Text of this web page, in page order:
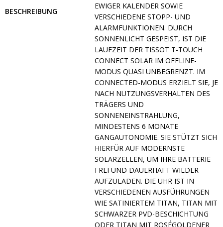
BESCHREIBUNG
IGER KALENDER SOWIE VE
RSCHIEDENE STOPP- UND AL
ARMFUNKTIONEN. DURCH SO
NNENLICHT GESPEIST, IST DIE LA
UFZEIT DER TISSOT T-TOUCH CO
NNECT SOLAR IM OFFLINE-MO
DUS QUASI UNBEGRENZT. IM CO
NNECTED-MODUS ERZIELT SIE, JE NA
CH NUTZUNGSVERHALTEN DES TR
ÄGERS UND SO
NNENEINSTRAHLUNG, MI
NDESTENS 6 MONATE GA
NGAUTONOMIE. SIE STÜTZT SICH HI
ERFÜR AUF MODERNSTE SO
LARZELLEN, UM IHRE BATTERIE FR
EI UND DAUERHAFT WIEDER AU
FZULADEN. DIE UHR IST IN VE
RSCHIEDENEN AUSFÜHRUNGEN WI
E SATINIERTEM TITAN, TITAN MIT SC
HWARZER PVD-BESCHICHTUNG OD
ER TITAN MIT ROSÉGOLDENER PV